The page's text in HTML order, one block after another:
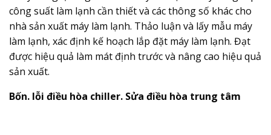
công suất làm lạnh cần thiết và các thông số khác cho
nhà sản xuất máy làm lạnh. Thảo luận và lấy mẫu máy
làm lạnh, xác định kế hoạch lắp đặt máy làm lạnh. Đạt
được hiệu quả làm mát định trước và nâng cao hiệu quả
sản xuất.
Bốn. lỗi điều hòa chiller. Sửa điều hòa trung tâm